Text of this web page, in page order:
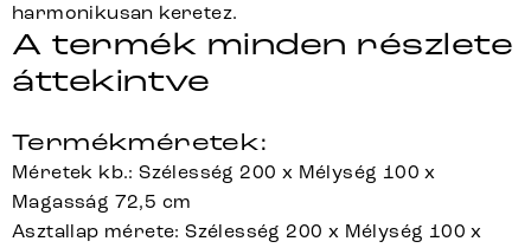
harmonikusan keretez.
A termék minden részlete
áttekintve
Termékméretek:
Méretek kb.: Szélesség 200 x Mélység 100 x
Magasság 72,5 cm
Asztallap mérete: Szélesség 200 x Mélység 100 x